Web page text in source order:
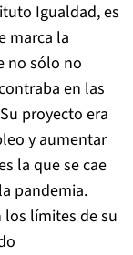
Igualdad, es
marca la
no sólo no
en las
proyecto era
y aumentar
la que se cae
pandemia.
límites de su